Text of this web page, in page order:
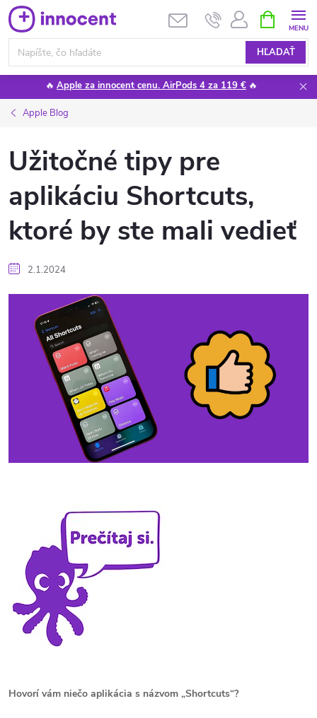
Prejsť
na
obsah
HĽADAŤ
KOŠÍK
🔥 Apple za innocent cenu. AirPods 4 za 119 € 🔥
Apple Blog
Užitočné tipy pre
aplikáciu Shortcuts,
ktoré by ste mali vedieť
2.1.2024
Hovorí vám niečo aplikácia s názvom „Shortcuts“?